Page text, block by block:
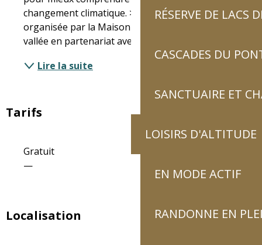
RÉSERVE DE LACS
CASCADES DU
SANCTUAIRE ET
LOISIRS D'ALTITUDE
EN MODE ACTIF
RANDONNE EN
changement climatique. > Projection en plein air
organisée par la Maison du Parc national et de la
vallée en partenariat avec le...
Lire la suite
Tarifs
Gratuit
—
Localisation